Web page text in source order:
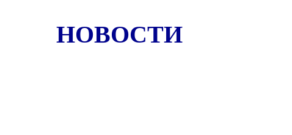
НОВОСТИ